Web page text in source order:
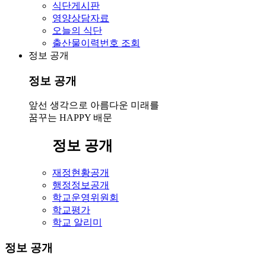
식단게시판
영양상담자료
오늘의 식단
출산물이력번호 조회
정보 공개
정보 공개
앞선 생각으로 아름다운 미래를
꿈꾸는 HAPPY 배문
정보 공개
재정현황공개
행정정보공개
학교운영위원회
학교평가
학교 알리미
정보 공개